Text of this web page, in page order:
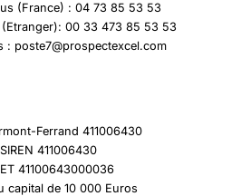
(France) : 04 73 85 53 53
00 33 473 85 53 53
: poste7@prospectexcel.com
Ferrand 411006430
SIREN 411006430
41100643000036
capital de 10 000 Euros